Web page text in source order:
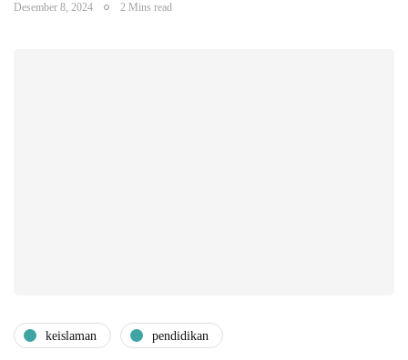
Desember 8, 2024 2 Mins read
keislaman pendidikan